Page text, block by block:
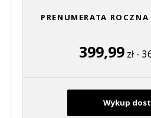
PRENUMERATA
399,99zł -
Wykup